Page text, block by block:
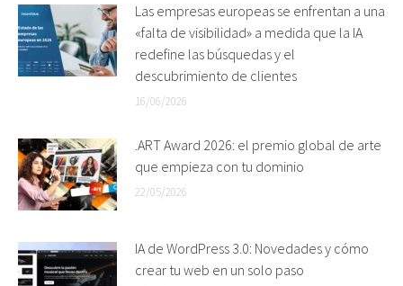
Las empresas europeas se enfrentan a una
«falta de visibilidad» a medida que la IA
redefine las búsquedas y el
descubrimiento de clientes
16/06/2026
.ART Award 2026: el premio global de arte
que empieza con tu dominio
22/05/2026
IA de WordPress 3.0: Novedades y cómo
crear tu web en un solo paso